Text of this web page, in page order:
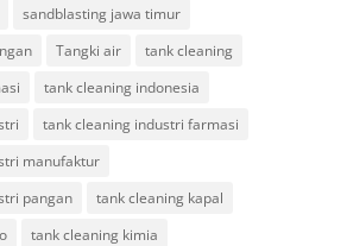
sandblasting jawa timur
Tangki air
tank cleaning
tank cleaning indonesia
tank cleaning industri farmasi
manufaktur
pangan
tank cleaning kapal
tank cleaning kimia